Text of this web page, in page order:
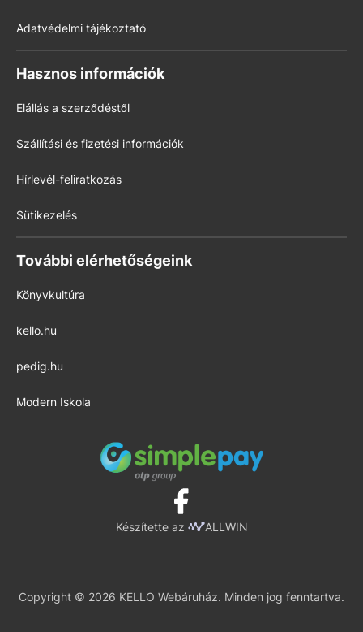
Adatvédelmi tájékoztató
Hasznos információk
Elállás a szerződéstől
Szállítási és fizetési információk
Hírlevél-feliratkozás
Sütikezelés
További elérhetőségeink
Könyvkultúra
kello.hu
pedig.hu
Modern Iskola
Készítette az ALLWIN
Copyright © 2026 KELLO Webáruház. Minden jog fenntartva.